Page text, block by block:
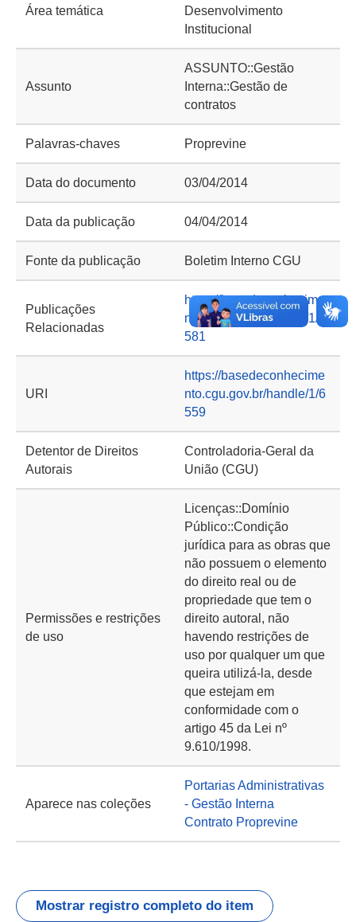
Área temática
Desenvolvimento
Institucional
Assunto
ASSUNTO::Gestão
Interna::Gestão de
contratos
Palavras-chaves Proprevine
Data do documento 03/04/2014
Data da publicação 04/04/2014
Fonte da publicação Boletim Interno CGU
Publicações
Relacionadas
https://basedeconhecime
nto.cgu.gov.br/handle/1/6
581
URI
https://basedeconhecime
nto.cgu.gov.br/handle/1/6
559
Detentor de Direitos
Autorais
Controladoria-Geral da
União (CGU)
Permissões e restrições
de uso
Licenças::Domínio
Público::Condição
jurídica para as obras que
não possuem o elemento
do direito real ou de
propriedade que tem o
direito autoral, não
havendo restrições de
uso por qualquer um que
queira utilizá-la, desde
que estejam em
conformidade com o
artigo 45 da Lei nº
9.610/1998.
Aparece nas coleções
Portarias Administrativas
- Gestão Interna
Contrato Proprevine
Mostrar registro completo do item